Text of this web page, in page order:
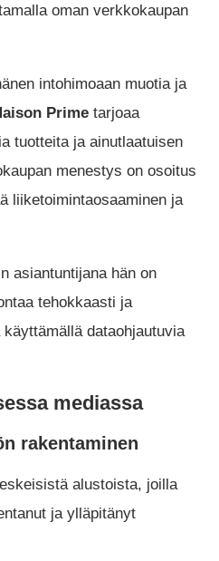
oman verkkokaupan
intohimoaan muotia ja
Prime tarjoaa
tuotteita ja ainutlaatuisen
menestys on osoitus
liiketoimintaosaaminen ja
asiantuntijana hän on
tehokkaasti ja
dataohjautuvia
mediassa
rakentaminen
alustoista, joilla
ja ylläpitänyt